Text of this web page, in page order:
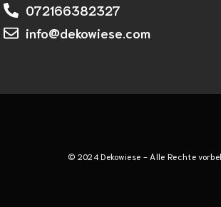
072166382327
info@dekowiese.com
© 2024 Dekowiese - Alle Rechte